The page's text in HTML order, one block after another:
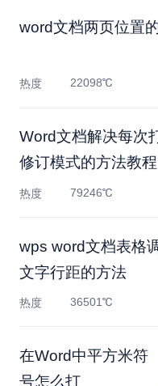
word文档两页位置
热度 22098℃
Word文档解决每次
修订模式的方法教程
热度 79246℃
wps word文档表格
文字行距的方法
热度 36501℃
在Word中平方米符
号怎么打